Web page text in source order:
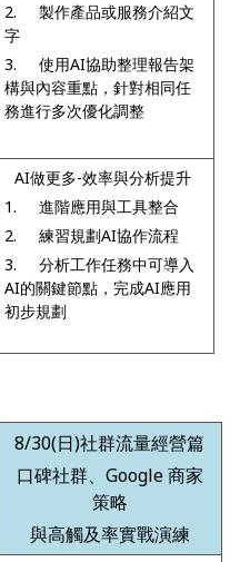
2. 製作產品或服務介紹文
字
3. 使用AI協助整理報告架
構與內容重點，針對相同任
務進行多次優化調整
AI做更多-效率與分析提升
1. 進階應用與工具整合
2. 練習規劃AI協作流程
3. 分析工作任務中可導入
AI的關鍵節點，完成AI應用
初步規劃
8/30(日)社群流量經營篇
口碑社群、 Google商家
策略
與高觸及率實戰演練